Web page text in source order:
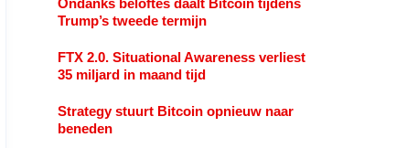
Trump’s tweede termijn
FTX 2.0. Situational Awareness verliest
35 miljard in maand tijd
Strategy stuurt Bitcoin opnieuw naar
beneden